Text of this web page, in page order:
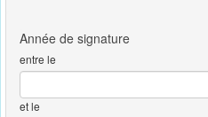
entre le
et le